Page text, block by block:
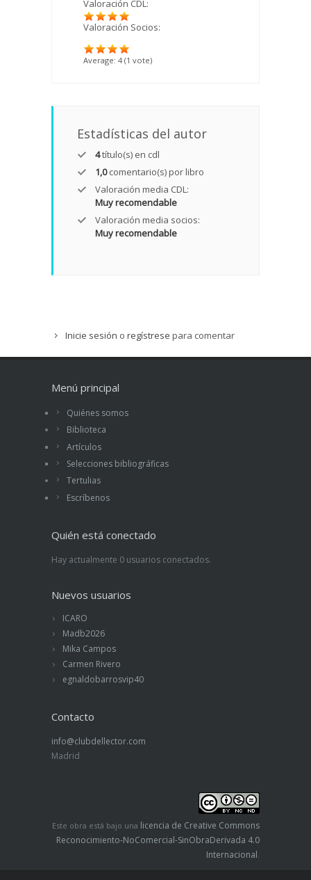
Valoración CDL:
Valoración Socios:
Average: 4 (1 vote)
Estadísticas del autor
4título(s) en cdl
1,0comentario(s) por libro
Valoración media CDL:
Muy recomendable
Valoración media socios:
Muy recomendable
Inicie sesión o regístrese para comentar
Menú principal
Quiénes somos
Biblioteca
Artículos
Selecciones bibliográficas
Tertulias
Escríbenos
Quién está conectado
Hay actualmente 0 usuarios conectados.
Nuevos usuarios
ICARO
Madb2026
Mika Campos
Carmen Rivero
egnaldobarrosvip40
Contacto
info@clubdellector.com
Madrid
Este obra está bajo una licencia de Creative Commons
Reconocimiento-NoComercial-SinObraDerivada 4.0
Internacional